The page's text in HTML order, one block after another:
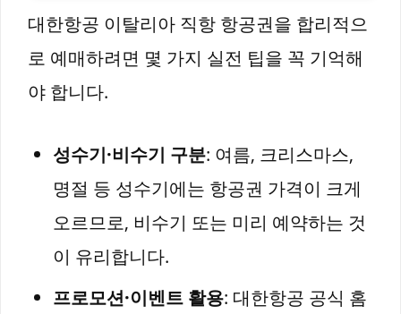
대한항공 이탈리아 직항 항공권을 합리적으
로 예매하려면 몇 가지 실전 팁을 꼭 기억해
야 합니다.
성수기·비수기 구분: 여름, 크리스마스,
명절 등 성수기에는 항공권 가격이 크게
오르므로, 비수기 또는 미리 예약하는 것
이 유리합니다.
프로모션·이벤트 활용: 대한항공 공식 홈